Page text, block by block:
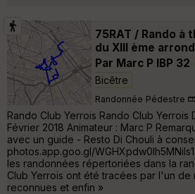
75RAT / Rando à
du XIII ème
Par Marc P IBP 32
Bicêtre
Randonnée Pédestre
Rando Club Yerrois Rando Club Yerrois
Février 2018 Animateur : Marc P
avec un guide - Resto Di Chouli à
photos.app.goo.gl/
les randonnées répertoriées dans la
Club Yerrois ont été tracées par l'un de
reconnues et enfin »